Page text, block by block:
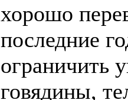
хорошо
последние
ограничить
говядины,